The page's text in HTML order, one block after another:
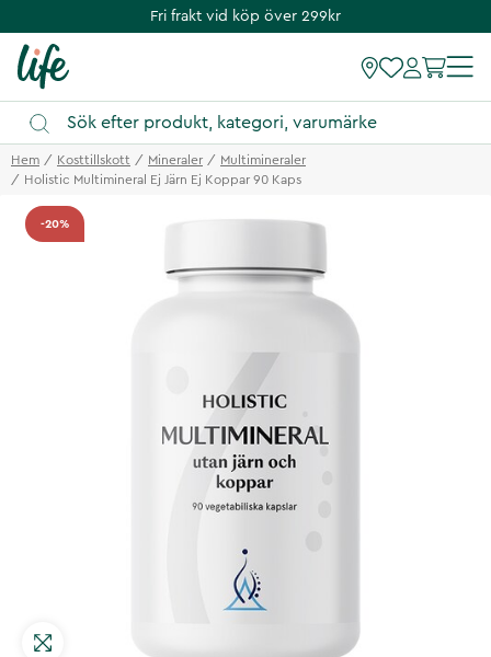
Fri frakt vid köp över 299kr
Hem Kosttillskott Mineraler
Multimineraler
Holistic Multimineral Ej Järn Ej Koppar 90 Kaps
-20%